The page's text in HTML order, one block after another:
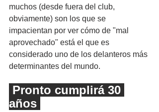
muchos (desde fuera del club,
obviamente) son los que se
impacientan por ver cómo de "mal
aprovechado" está el que es
considerado uno de los delanteros más
determinantes del mundo.
años